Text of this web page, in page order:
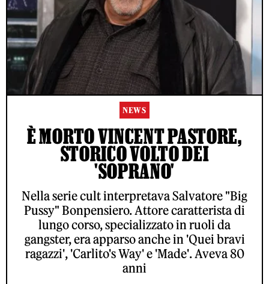
NEWS
È MORTO VINCENT PASTORE,
STORICO VOLTO DEI
'SOPRANO'
Nella serie cult interpretava Salvatore "Big
Pussy" Bonpensiero. Attore caratterista di
lungo corso, specializzato in ruoli da
gangster, era apparso anche in 'Quei bravi
ragazzi', 'Carlito's Way' e 'Made'. Aveva 80
anni